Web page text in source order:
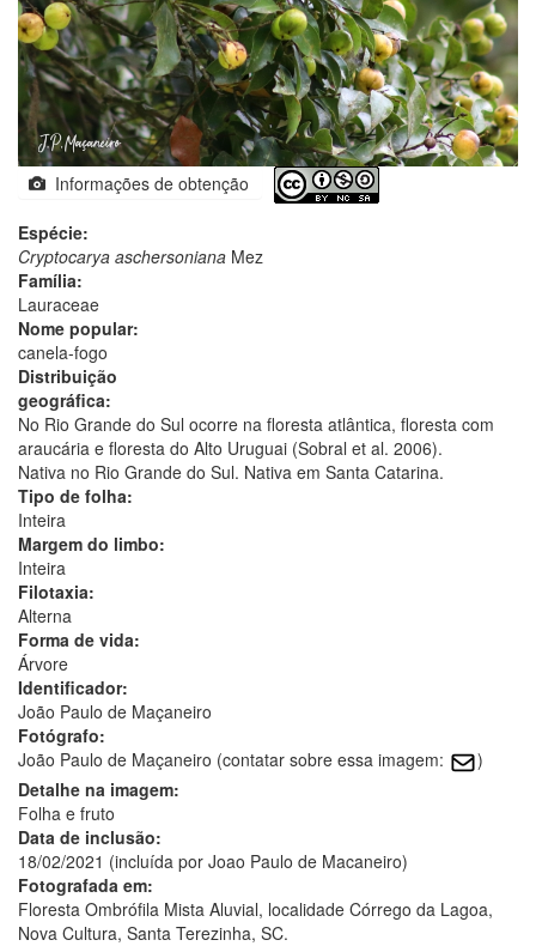
Informações de obtenção
Espécie:
Cryptocarya aschersoniana Mez
Família:
Lauraceae
Nome popular:
canela-fogo
Distribuição
geográfica:
No Rio Grande do Sul ocorre na floresta atlântica, floresta com
araucária e floresta do Alto Uruguai (Sobral et al. 2006).
Nativa no Rio Grande do Sul. Nativa em Santa Catarina.
Tipo de folha:
Inteira
Margem do limbo:
Inteira
Filotaxia:
Alterna
Forma de vida:
Árvore
Identificador:
João Paulo de Maçaneiro
Fotógrafo:
João Paulo de Maçaneiro (contatar sobre essa imagem:
)
Detalhe na imagem:
Folha e fruto
Data de inclusão:
18/02/2021 (incluída por Joao Paulo de Macaneiro)
Fotografada em:
Floresta Ombrófila Mista Aluvial, localidade Córrego da Lagoa,
Nova Cultura, Santa Terezinha, SC.